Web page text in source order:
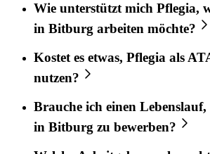
Wie unterstützt mich Pflegia,
in Bitburg arbeiten möchte?
Kostet es etwas, Pflegia als
nutzen?
Brauche ich einen
in Bitburg zu bewerben?